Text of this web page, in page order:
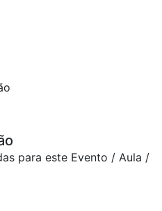
para este Evento / Aula /